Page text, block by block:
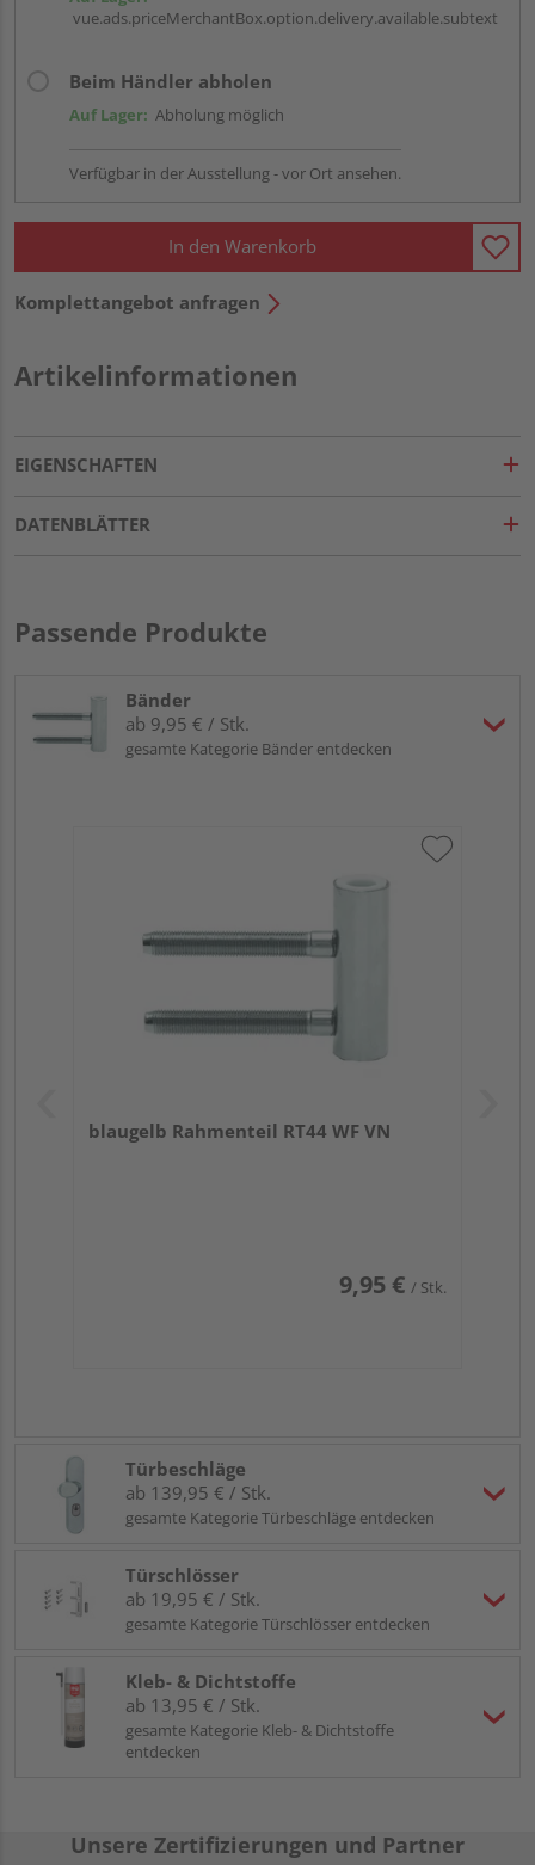
vue.ads.priceMerchantBox.option.delivery.available.subtext
Beim Händler abholen
Auf Lager: Abholung möglich
Verfügbar in der Ausstellung - vor Ort ansehen.
In den Warenkorb
Komplettangebot anfragen
Artikelinformationen
EIGENSCHAFTEN
DATENBLÄTTER
Passende Produkte
Bänder
ab 9,95 € / Stk.
gesamte Kategorie Bänder entdecken
blaugelb Rahmenteil RT44 WF VN
9,95 € / Stk.
Türbeschläge
ab 139,95 € / Stk.
gesamte Kategorie Türbeschläge entdecken
Türschlösser
ab 19,95 € / Stk.
gesamte Kategorie Türschlösser entdecken
Kleb- & Dichtstoffe
ab 13,95 € / Stk.
gesamte Kategorie Kleb- & Dichtstoffe
entdecken
Unsere Zertifizierungen und Partner